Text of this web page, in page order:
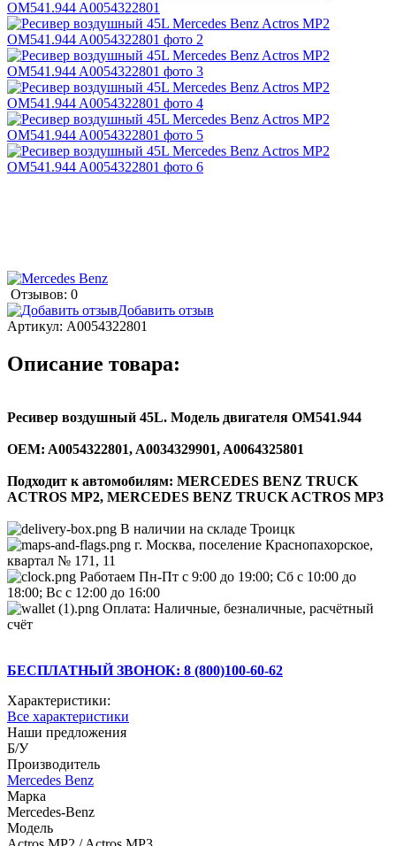
Отзывов: 0
Добавить отзыв
Артикул: A0054322801
Описание товара:
Ресивер воздушный 45L. Модель двигателя OM541.944
ОEM: A0054322801, A0034329901, A0064325801
Подходит к автомобилям: MERCEDES BENZ TRUCK
ACTROS MP2, MERCEDES BENZ TRUCK ACTROS MP3
В наличии на складе Троицк
г. Москва, поселение Краснопахорское,
квартал № 171, 11
Работаем Пн-Пт с 9:00 до 19:00; Сб с 10:00 до
18:00; Вс с 12:00 до 16:00
Оплата: Наличные, безналичные, расчётный
счёт
БЕСПЛАТНЫЙ ЗВОНОК: 8 (800)100-60-62
Характеристики:
Все характеристики
Наши предложения
Б/У
Производитель
Mercedes Benz
Марка
Mercedes-Benz
Модель